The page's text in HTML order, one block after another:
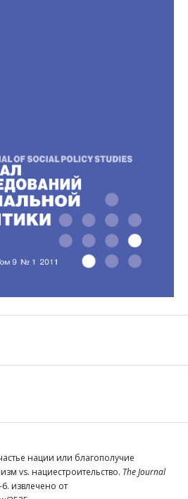
нации или благополучие
vs. нациестроительство. The Journal
6. извлечено от